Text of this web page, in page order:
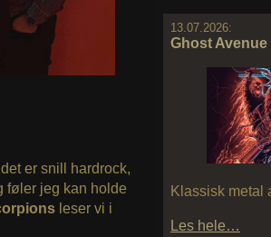
13.07.2026:
Ghost
Klassisk metal
Les hele…
er snill hardrock,
føler jeg kan holde
leser vi i